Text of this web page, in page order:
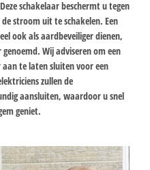
schakelaar beschermt u tegen
stroom uit te schakelen. Een
ook als aardbeveiliger dienen,
Wij adviseren om een
te laten sluiten voor een
zullen de
aansluiten, waardoor u snel
geniet.